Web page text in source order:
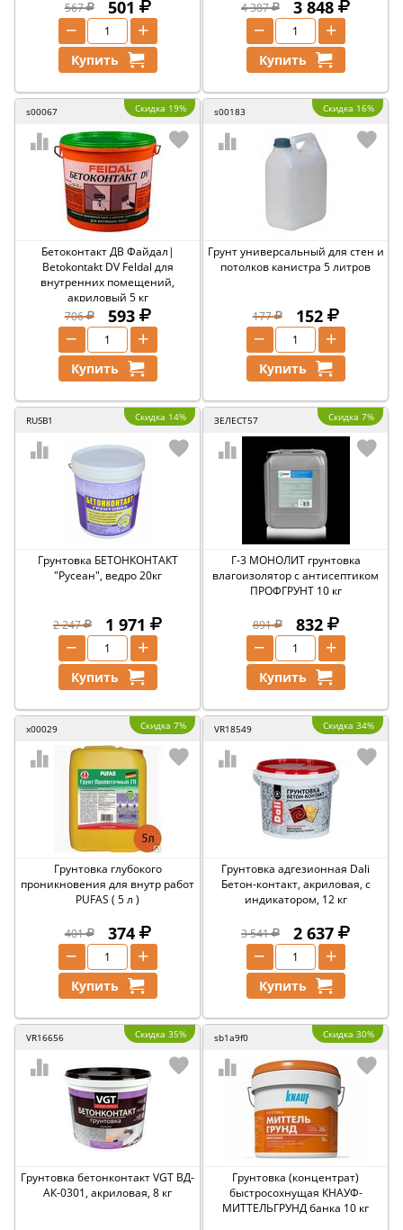
567 501
+
−
Купить
4 387 3 848
+
−
Купить
s00067 Скидка 19%
Бетоконтакт ДВ Файдал|
Betokontakt DV Feldal для
внутренних помещений,
акриловый 5 кг
706
593
+
−
Купить
s00183 Скидка 16%
Грунт универсальный для стен и
потолков канистра 5 литров
177 152
+
−
Купить
RUSB1 Скидка 14%
Грунтовка БЕТОНКОНТАКТ
"Русеан", ведро 20кг
2 247 1 971
+
−
Купить
ЗЕЛЕСТ57 Скидка 7%
Г-3 МОНОЛИТ грунтовка
влагоизолятор с антисептиком
ПРОФГРУНТ 10 кг
891 832
+
−
Купить
x00029 Скидка 7%
Грунтовка глубокого
проникновения для внутр работ
PUFAS ( 5 л )
401 374
+
−
Купить
VR18549 Скидка 34%
Грунтовка адгезионная Dali
Бетон-контакт, акриловая, с
индикатором, 12 кг
3 541 2 637
+
−
Купить
VR16656 Скидка 35%
Грунтовка бетонконтакт VGT ВД-
АК-0301, акриловая, 8 кг
sb1a9f0 Скидка 30%
Грунтовка (концентрат)
быстросохнущая КНАУФ-
МИТТЕЛЬГРУНД банка 10 кг